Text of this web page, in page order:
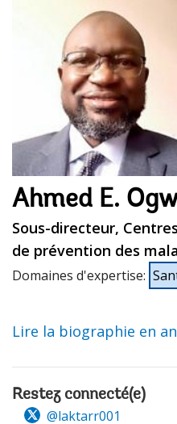
Ahmed E.
Sous-directeur,
de prévention des
Domaines d'expertise:
Lire la biographie en
Restez connecté(e)
@laktarr001